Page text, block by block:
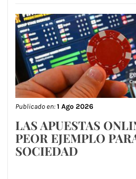
Publicado en:1 Ago 2026
LAS APUESTAS
PEOR EJEMPLO
SOCIEDAD